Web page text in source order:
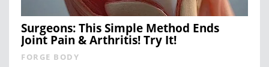
Surgeons: This Simple Method Ends
Joint Pain & Arthritis! Try It!
FORGE BODY